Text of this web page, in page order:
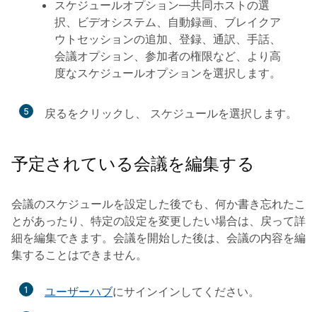
スケジュールオプション—共同ホストの選
択、ビデオシステム、自動録画、ブレイクア
ウトセッションの追加、登録、通訳、手話、
会議オプション、参加者の権限など、より高
度なスケジュールオプションを選択します。
5 戻る をクリックし、 スケジュールを選択します。
予定されている会議を編集する
会議のスケジュールを設定した後でも、何か書き忘れたこ
とがあったり、特定の設定を変更したい場合は、戻って詳
細を編集できます。会議を開始した後は、会議の内容を編
集することはできません。
1 ユーザーハブにサインインしてください。